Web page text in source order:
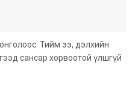
Тийм ээ, дэлхийн
сансар хорвоотой үлшгүй